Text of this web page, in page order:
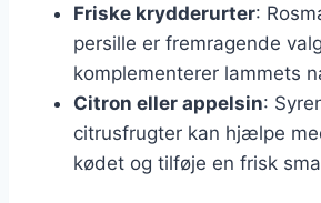
Friske krydderurter:
persille er fremragende
komplementerer lammets
Citron eller appelsin:
citrusfrugter kan hjælpe
kødet og tilføje en frisk